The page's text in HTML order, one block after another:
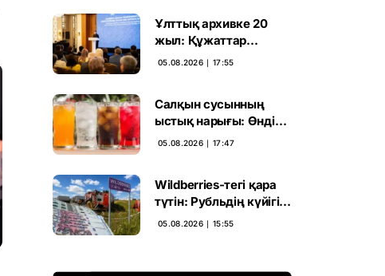
Ұлттық архивке 20
жыл: Құжаттар
тарихы цифрлық
05.08.2026 ∣ 17:55
Салқын сусынның
ыстық нарығы: Өндіріс
17 пайыз өсті
05.08.2026 ∣ 17:47
Wildberries-тегі қара
түтін: Рубльдің күйігі
Қазақстанға жұғуы
05.08.2026 ∣ 15:55